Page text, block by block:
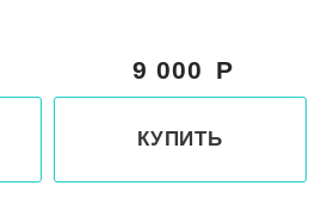
9 000
КУПИТЬ